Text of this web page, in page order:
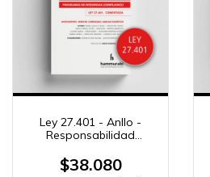
Ley 27.401 - Anllo -
Responsabilidad
$38.080